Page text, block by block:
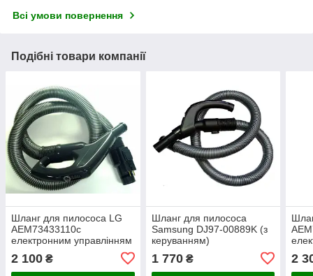
Всі умови повернення
Подібні товари компанії
Шланг для пилососа LG
АЕМ73433110с
електронним управлінням
2 100 ₴
Шланг для пилососа
Samsung DJ97-00889K (з
керуванням)
1 770₴ 2